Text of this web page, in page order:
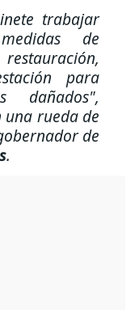
trabajar
de
para
dañados",
una rueda de
de
.